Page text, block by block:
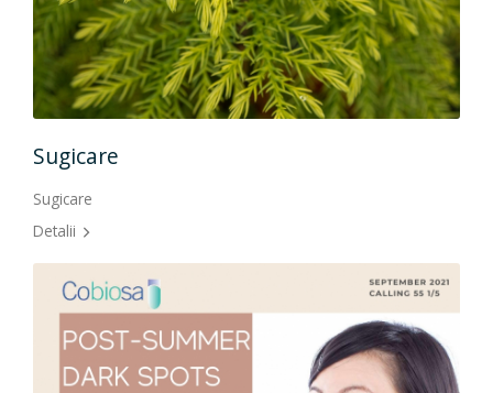
Sugicare
Sugicare
Detalii